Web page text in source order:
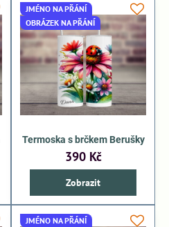
JMÉNO NA PŘÁNÍ
OBRÁZEK NA PŘÁNÍ
Termoska s brčkem Berušky
390 Kč
Zobrazit
JMÉNO NA PŘÁNÍ